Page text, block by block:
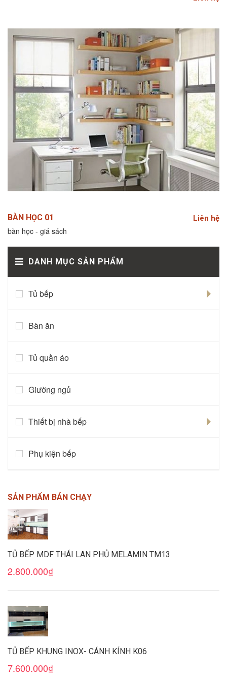
BÀN HỌC 01 Liên hệ
bàn học - giá sách
DANH MỤC SẢN PHẨM
Tủ bếp
Bàn ăn
Tủ quần áo
Giường ngủ
Thiết bị nhà bếp
Phụ kiện bếp
SẢN PHẨM BÁN CHẠY
TỦ BẾP MDF THÁI LAN PHỦ MELAMIN TM13
2.800.000₫
TỦ BẾP KHUNG INOX- CÁNH KÍNH K06
7.600.000₫